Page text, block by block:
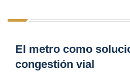
El metro como
congestión vial